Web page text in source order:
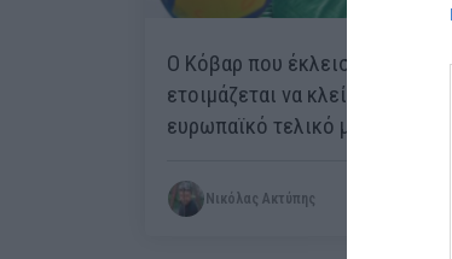
Ο Κόβαρ που έκλεισε στόματα
ετοιμάζεται να κλείσει θέση σε
ευρωπαϊκό τελικό με τον
Νικόλας Ακτύπης